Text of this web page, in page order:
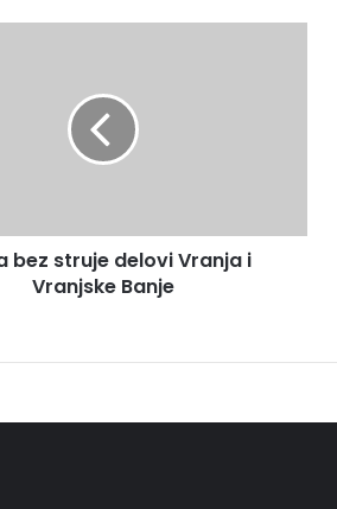
bez struje delovi Vranja i
Vranjske Banje